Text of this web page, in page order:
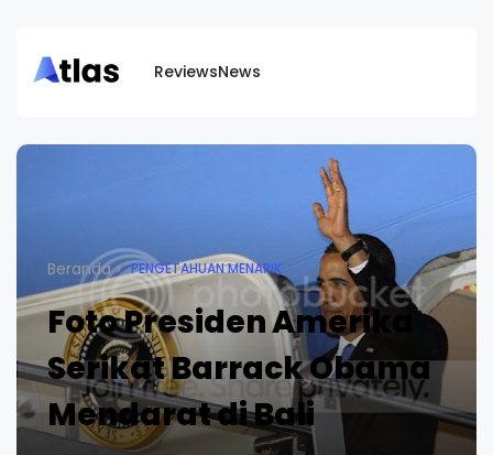
ReviewsNews
Beranda PENGETAHUAN MENARIK
Foto Presiden Amerika
Serikat Barrack Obama
Mendarat di Bali